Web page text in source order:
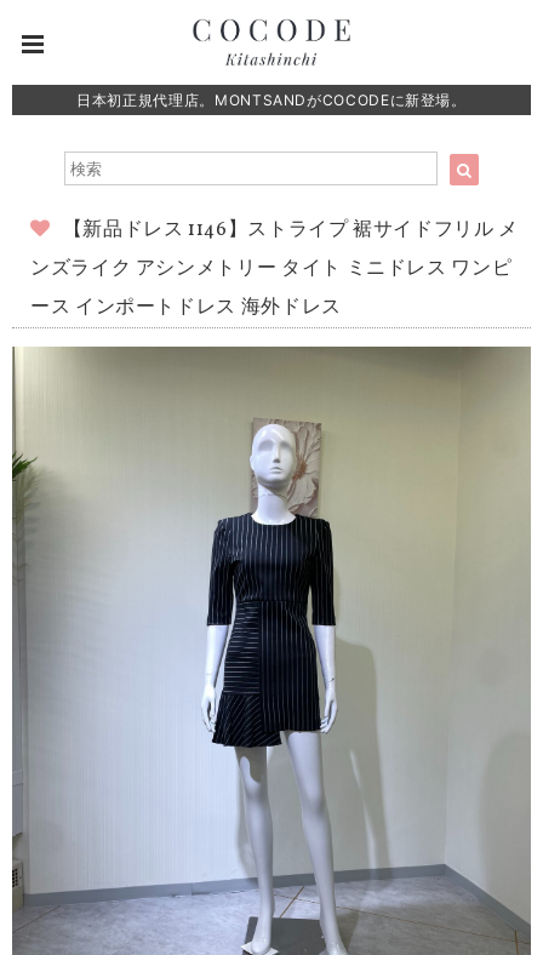
日本初正規代理店。MONTSANDがCOCODEに新登場。
【新品ドレス 1146】ストライプ 裾サイドフリル メ
ンズライク アシンメトリー タイト ミニドレス ワンピ
ース インポートドレス 海外ドレス